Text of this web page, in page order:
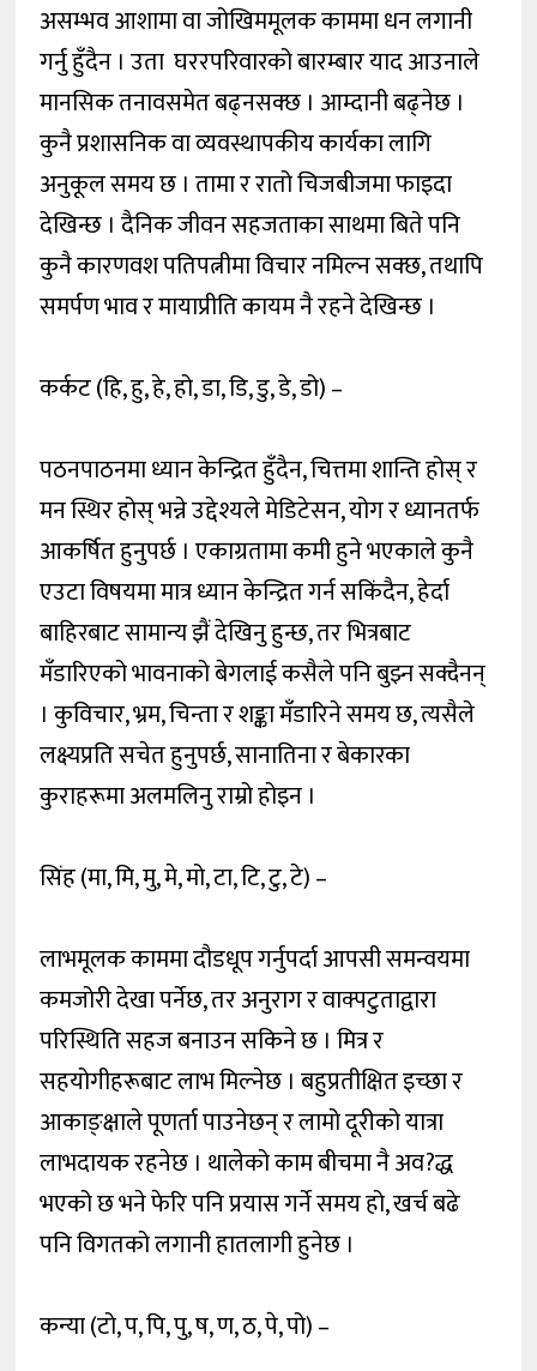
असम्भव आशामा वा जोखिममूलक काममा धन लगानी
गर्नु हुँदैन । उता घररपरिवारको बारम्बार याद आउनाले
मानसिक तनावसमेत बढ्नसक्छ । आम्दानी बढ्नेछ ।
कुनै प्रशासनिक वा व्यवस्थापकीय कार्यका लागि
अनुकूल समय छ । तामा र रातो चिजबीजमा फाइदा
देखिन्छ । दैनिक जीवन सहजताका साथमा बिते पनि
कुनै कारणवश पतिपत्नीमा विचार नमिल्न सक्छ, तथापि
समर्पण भाव र मायाप्रीति कायम नै रहने देखिन्छ ।
कर्कट (हि, हु, हे, हो, डा, डि, डु, डे, डो) –
पठनपाठनमा ध्यान केन्द्रित हुँदैन, चित्तमा शान्ति होस् र
मन स्थिर होस् भन्ने उद्देश्यले मेडिटेसन, योग र ध्यानतर्फ
आकर्षित हुनुपर्छ । एकाग्रतामा कमी हुने भएकाले कुनै
एउटा विषयमा मात्र ध्यान केन्द्रित गर्न सकिंदैन, हेर्दा
बाहिरबाट सामान्य झैं देखिनु हुन्छ, तर भित्रबाट
मँडारिएको भावनाको बेगलाई कसैले पनि बुझ्न सक्दैनन्
। कुविचार, भ्रम, चिन्ता र शङ्का मँडारिने समय छ, त्यसैले
लक्ष्यप्रति सचेत हुनुपर्छ, सानातिना र बेकारका
कुराहरूमा अलमलिनु राम्रो होइन ।
सिंह (मा, मि, मु, मे, मो, टा, टि, टु, टे) –
लाभमूलक काममा दौडधूप गर्नुपर्दा आपसी समन्वयमा
कमजोरी देखा पर्नेछ, तर अनुराग र वाक्पटुताद्वारा
परिस्थिति सहज बनाउन सकिने छ । मित्र र
सहयोगीहरूबाट लाभ मिल्नेछ । बहुप्रतीक्षित इच्छा र
आकाङ्क्षाले पूणर्ता पाउनेछन् र लामो दूरीको यात्रा
लाभदायक रहनेछ । थालेको काम बीचमा नै अव?द्ध
भएको छ भने फेरि पनि प्रयास गर्ने समय हो, खर्च बढे
पनि विगतको लगानी हातलागी हुनेछ ।
कन्या (टो, प, पि, पु, ष, ण, ठ, पे, पो) –